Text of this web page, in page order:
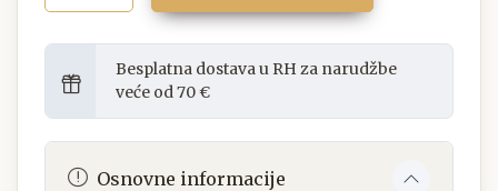
Besplatna dostava u RH za narudžbe
veće od 70 €
Osnovne informacije